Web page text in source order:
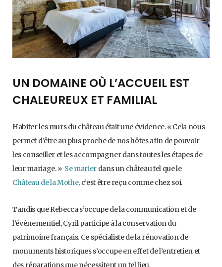
UN DOMAINE OÙ L’ACCUEIL EST
CHALEUREUX ET FAMILIAL
Habiter les murs du château était une évidence. « Cela nous
permet d’être au plus proche de nos hôtes afin de pouvoir
les conseiller et les accompagner dans toutes les étapes de
leur mariage. » Se marierdans un château tel que le
Château de la Mothe, c’est être reçu comme chez soi.
Tandis que Rebecca s’occupe de la communication et de
l’évènementiel, Cyril participe à la conservation du
patrimoine français. Ce spécialiste de la rénovation de
monuments historiques s’occupe en effet de l’entretien et
des réparations que nécessitent un tel lieu.